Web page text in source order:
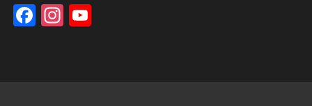
Facebook
Instagram